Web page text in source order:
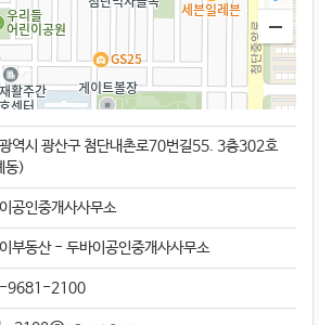
역시 광산구 첨단내촌로70번길55. 3층302호
동)
공인중개사사무소
부동산 - 두바이공인중개사사무소
9681-2100